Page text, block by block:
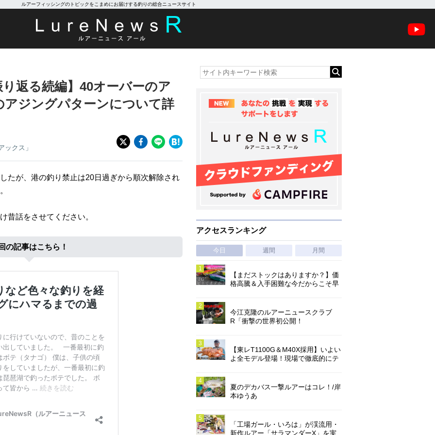
ルアーフィッシングのトピックをこまめにお届けする釣りの総合ニュースサイト
返る続編】40オーバーのア
ジングパターンについて詳
クス」
たが、港の釣り禁止は20日過ぎから順次解除され
昔話をさせてください。
の記事はこちら！
アクセスランキング
今日 週間 月間
【まだストックはありますか？】価
格高騰＆入手困難な今だからこそ早
今江克隆のルアーニュースクラブ
R「衝撃の世界初公開！
【東レT1100G＆M40X採用】いよい
よ全モデル登場！現場で徹底的にテ
夏のデカバス一撃ルアーはコレ！/岸
本ゆうあ
「工場ガール・いろは」が渓流用・
新作ルアー「サラマンダーX」を実